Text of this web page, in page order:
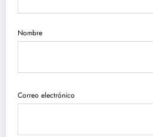
Nombre
Correo electrónico